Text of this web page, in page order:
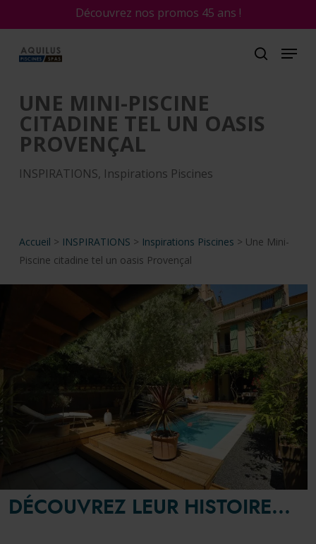
to
content
Découvrez nos promos 45 ans !
UNE MINI-PISCINE
CITADINE TEL UN OASIS
PROVENÇAL
INSPIRATIONS, Inspirations Piscines
Accueil > INSPIRATIONS > Inspirations Piscines > Une Mini-
Piscine citadine tel un oasis Provençal
DÉCOUVREZ LEUR HISTOIRE...